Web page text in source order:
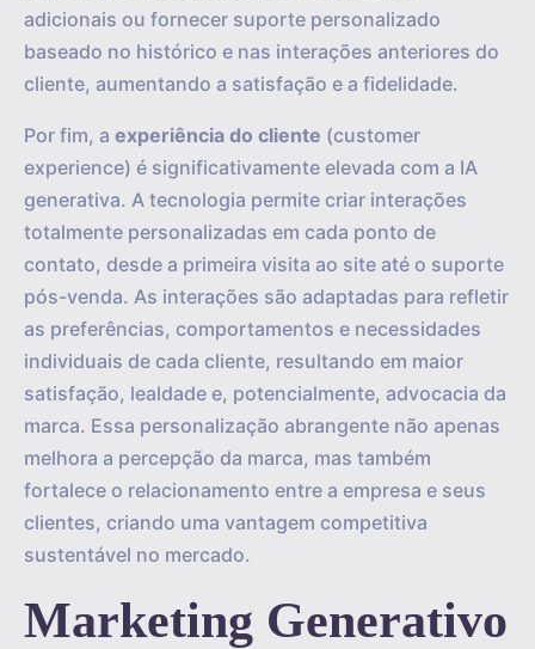
adicionais ou fornecer suporte personalizado
baseado no histórico e nas interações anteriores do
cliente, aumentando a satisfação e a fidelidade.
Por fim, a experiência do cliente (customer
experience) é significativamente elevada com a IA
generativa. A tecnologia permite criar interações
totalmente personalizadas em cada ponto de
contato, desde a primeira visita ao site até o suporte
pós-venda. As interações são adaptadas para refletir
as preferências, comportamentos e necessidades
individuais de cada cliente, resultando em maior
satisfação, lealdade e, potencialmente, advocacia da
marca. Essa personalização abrangente não apenas
melhora a percepção da marca, mas também
fortalece o relacionamento entre a empresa e seus
clientes, criando uma vantagem competitiva
sustentável no mercado.
Marketing Generativo